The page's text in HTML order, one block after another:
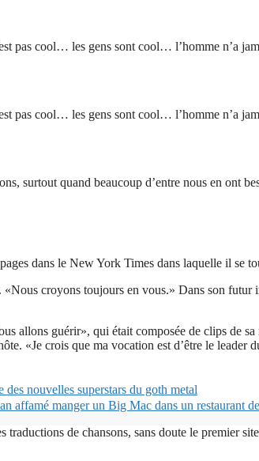
pas cool… les gens sont cool… l’homme n’a
pas cool… les gens sont cool… l’homme n’a
surtout quand beaucoup d’entre nous en ont
dans le New York Times dans laquelle il se
croyons toujours en vous.» Dans son
allons guérir», qui était composée de clips de
«Je crois que ma vocation est d’être le leader
nouvelles superstars du goth metal
affamé manger un Big Mac dans un restaurant
de chansons, sans doute le premier